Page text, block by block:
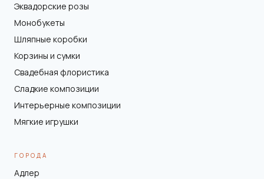
Эквадорские розы
Монобукеты
Шляпные коробки
Корзины и сумки
Свадебная флористика
Сладкие композиции
Интерьерные композиции
Мягкие игрушки
ГОРОДА
Адлер